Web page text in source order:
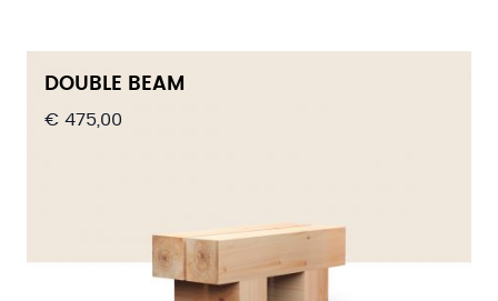
DOUBLE BEAM
€ 475,00